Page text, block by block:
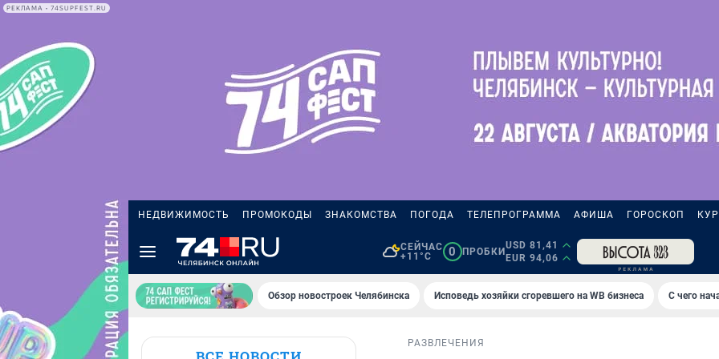
РЕКЛАМА • 74SUPFEST.RU
НЕДВИЖИМОСТЬ ПРОМОКОДЫ ЗНАКОМСТВА ПОГОДА ТЕЛЕПРОГРАММА АФИША ГОРОСКОП
СЕЙЧАС
+11°C
0 ПРОБКИ
USD 81,41
EUR 94,06
Обзор новостроек Челябинска Исповедь хозяйки сгоревшего на WB бизнеса С чего
РАЗВЛЕЧЕНИЯ